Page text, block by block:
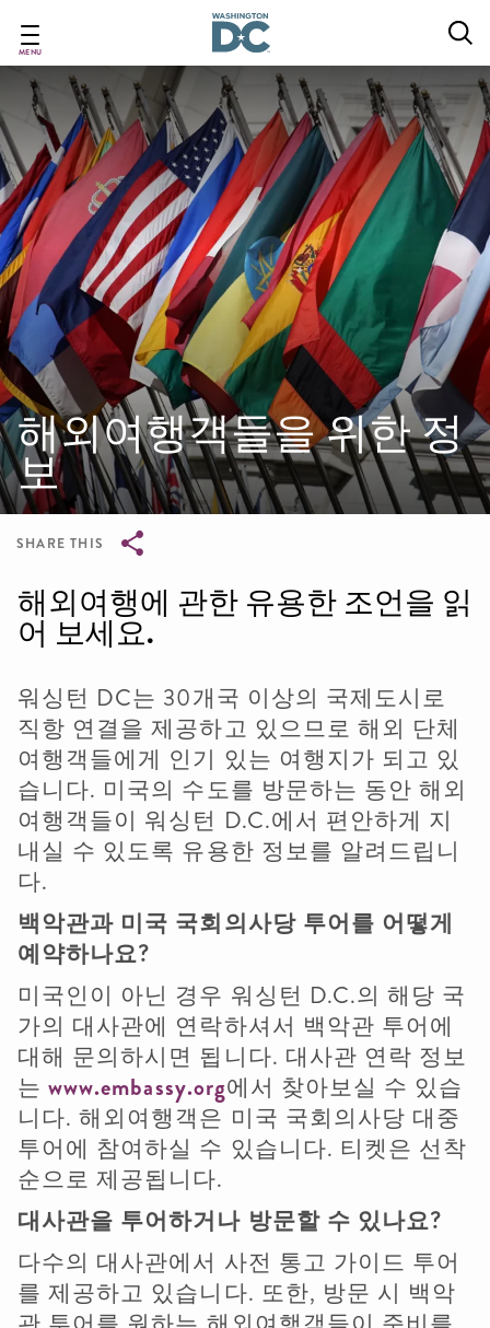
main
content
MENU
해외여행객들을 위한 정
보
SHARE THIS
해외여행에 관한 유용한 조언을 읽
어 보세요.
워싱턴 DC는 30개국 이상의 국제도시로
직항 연결을 제공하고 있으므로 해외 단체
여행객들에게 인기 있는 여행지가 되고 있
습니다. 미국의 수도를 방문하는 동안 해외
여행객들이 워싱턴 D.C.에서 편안하게 지
내실 수 있도록 유용한 정보를 알려드립니
다.
백악관과 미국 국회의사당 투어를 어떻게
예약하나요?
미국인이 아닌 경우 워싱턴 D.C.의 해당 국
가의 대사관에 연락하셔서 백악관 투어에
대해 문의하시면 됩니다. 대사관 연락 정보
는www.embassy.org에서 찾아보실 수 있습
니다. 해외여행객은 미국 국회의사당 대중
투어에 참여하실 수 있습니다. 티켓은 선착
순으로 제공됩니다.
대사관을 투어하거나 방문할 수 있나요?
다수의 대사관에서 사전 통고 가이드 투어
를 제공하고 있습니다. 또한, 방문 시 백악